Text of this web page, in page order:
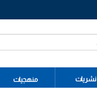
نشريات منهجيات